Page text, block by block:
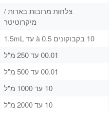
צלחות מרובות בארות /
מיקרוטיטר
10 בקבוקונים à 0.5 עד 1.5mL
00.01 עד 250 מ"ל
00.01 עד 500 מ"ל
10 עד 1000 מ"ל
10 עד 2000 מ"ל